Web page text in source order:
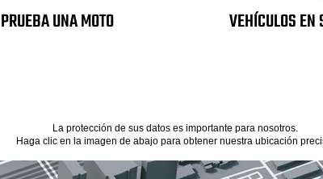
PRUEBA UNA MOTO VEHÍCULOS EN
La protección de sus datos es importante para nosotros.
Haga clic en la imagen de abajo para obtener nuestra ubicación